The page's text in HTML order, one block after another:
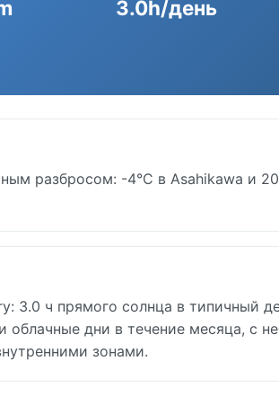
3.0h/день
разбросом: -4°C в Asahikawa и
3.0 ч прямого солнца в типичный
дни в течение месяца, с
зонами.